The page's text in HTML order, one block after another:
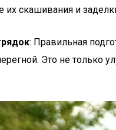
их скашивания и
: Правильная
Это не только